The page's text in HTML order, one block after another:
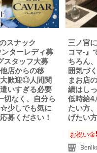
スナック
ターレディ募
スタッフ大募
店からの移
歓迎◎人間関
いすぎる必要
切なく、自分ら
少しでも気に
募ください！
三ノ宮
コマ-』
ちろん
囲気づ
まお店
績はし
低時給
たい方
げたい
お祝い金